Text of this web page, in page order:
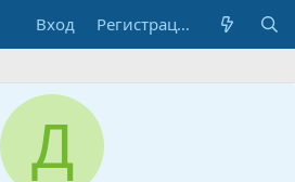
Вход Регистрация
Д